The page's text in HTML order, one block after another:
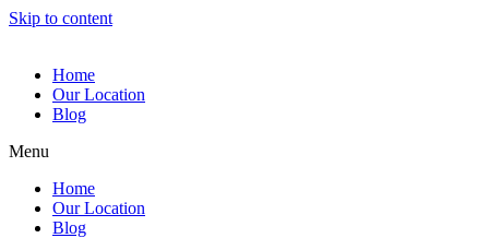
Skip to content
Home
Our Location
Blog
Menu
Home
Our Location
Blog